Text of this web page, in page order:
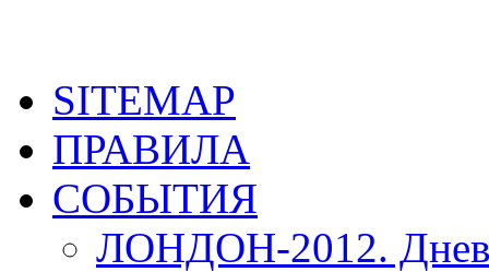
SITEMAP
ПРАВИЛА
СОБЫТИЯ
ЛОНДОН-2012.